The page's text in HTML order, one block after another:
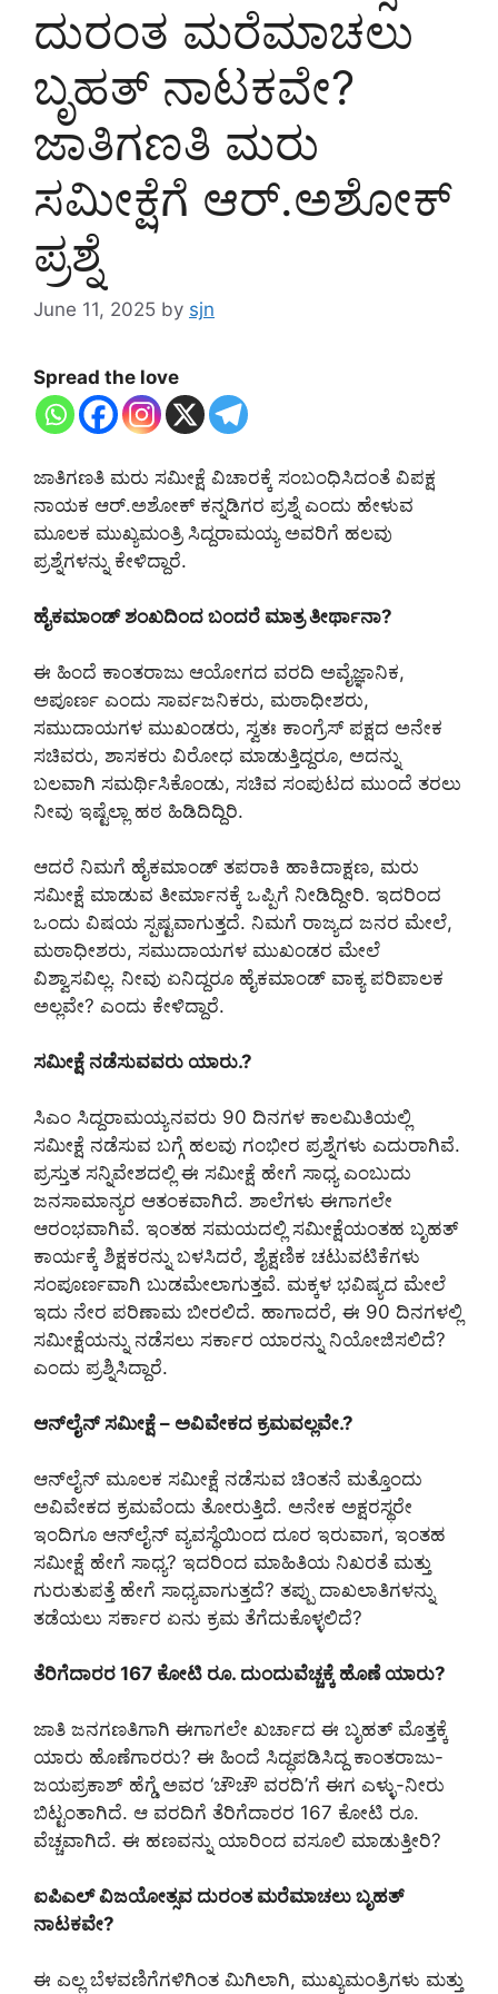
ದುರಂತ ಮರೆಮಾಚಲು
ಬೃಹತ್ ನಾಟಕವೇ?
ಜಾತಿಗಣತಿ ಮರು
ಸಮೀಕ್ಷೆಗೆ ಆರ್.ಅಶೋಕ್
ಪ್ರಶ್ನೆ
June 11, 2025 by sjn
Spread the love
ಜಾತಿಗಣತಿ ಮರು ಸಮೀಕ್ಷೆ ವಿಚಾರಕ್ಕೆ ಸಂಬಂಧಿಸಿದಂತೆ ವಿಪಕ್ಷ
ನಾಯಕ ಆರ್.ಅಶೋಕ್ ಕನ್ನಡಿಗರ ಪ್ರಶ್ನೆ ಎಂದು ಹೇಳುವ
ಮೂಲಕ ಮುಖ್ಯಮಂತ್ರಿ ಸಿದ್ದರಾಮಯ್ಯ ಅವರಿಗೆ ಹಲವು
ಪ್ರಶ್ನೆಗಳನ್ನು ಕೇಳಿದ್ದಾರೆ.
ಹೈಕಮಾಂಡ್ ಶಂಖದಿಂದ ಬಂದರೆ ಮಾತ್ರ ತೀರ್ಥಾನಾ?
ಈ ಹಿಂದೆ ಕಾಂತರಾಜು ಆಯೋಗದ ವರದಿ ಅವೈಜ್ಞಾನಿಕ,
ಅಪೂರ್ಣ ಎಂದು ಸಾರ್ವಜನಿಕರು, ಮಠಾಧೀಶರು,
ಸಮುದಾಯಗಳ ಮುಖಂಡರು, ಸ್ವತಃ ಕಾಂಗ್ರೆಸ್ ಪಕ್ಷದ ಅನೇಕ
ಸಚಿವರು, ಶಾಸಕರು ವಿರೋಧ ಮಾಡುತ್ತಿದ್ದರೂ, ಅದನ್ನು
ಬಲವಾಗಿ ಸಮರ್ಥಿಸಿಕೊಂಡು, ಸಚಿವ ಸಂಪುಟದ ಮುಂದೆ ತರಲು
ನೀವು ಇಷ್ಟೆಲ್ಲಾ ಹಠ ಹಿಡಿದಿದ್ದಿರಿ.
ಆದರೆ ನಿಮಗೆ ಹೈಕಮಾಂಡ್ ತಪರಾಕಿ ಹಾಕಿದಾಕ್ಷಣ, ಮರು
ಸಮೀಕ್ಷೆ ಮಾಡುವ ತೀರ್ಮಾನಕ್ಕೆ ಒಪ್ಪಿಗೆ ನೀಡಿದ್ದೀರಿ. ಇದರಿಂದ
ಒಂದು ವಿಷಯ ಸ್ಪಷ್ಟವಾಗುತ್ತದೆ. ನಿಮಗೆ ರಾಜ್ಯದ ಜನರ ಮೇಲೆ,
ಮಠಾಧೀಶರು, ಸಮುದಾಯಗಳ ಮುಖಂಡರ ಮೇಲೆ
ವಿಶ್ವಾಸವಿಲ್ಲ. ನೀವು ಏನಿದ್ದರೂ ಹೈಕಮಾಂಡ್‌ ವಾಕ್ಯ ಪರಿಪಾಲಕ
ಅಲ್ಲವೇ? ಎಂದು ಕೇಳಿದ್ದಾರೆ.
ಸಮೀಕ್ಷೆ ನಡೆಸುವವರು ಯಾರು.?
ಸಿಎಂ ಸಿದ್ದರಾಮಯ್ಯನವರು 90 ದಿನಗಳ ಕಾಲಮಿತಿಯಲ್ಲಿ
ಸಮೀಕ್ಷೆ ನಡೆಸುವ ಬಗ್ಗೆ ಹಲವು ಗಂಭೀರ ಪ್ರಶ್ನೆಗಳು ಎದುರಾಗಿವೆ.
ಪ್ರಸ್ತುತ ಸನ್ನಿವೇಶದಲ್ಲಿ ಈ ಸಮೀಕ್ಷೆ ಹೇಗೆ ಸಾಧ್ಯ ಎಂಬುದು
ಜನಸಾಮಾನ್ಯರ ಆತಂಕವಾಗಿದೆ. ಶಾಲೆಗಳು ಈಗಾಗಲೇ
ಆರಂಭವಾಗಿವೆ. ಇಂತಹ ಸಮಯದಲ್ಲಿ ಸಮೀಕ್ಷೆಯಂತಹ ಬೃಹತ್
ಕಾರ್ಯಕ್ಕೆ ಶಿಕ್ಷಕರನ್ನು ಬಳಸಿದರೆ, ಶೈಕ್ಷಣಿಕ ಚಟುವಟಿಕೆಗಳು
ಸಂಪೂರ್ಣವಾಗಿ ಬುಡಮೇಲಾಗುತ್ತವೆ. ಮಕ್ಕಳ ಭವಿಷ್ಯದ ಮೇಲೆ
ಇದು ನೇರ ಪರಿಣಾಮ ಬೀರಲಿದೆ. ಹಾಗಾದರೆ, ಈ 90 ದಿನಗಳಲ್ಲಿ
ಸಮೀಕ್ಷೆಯನ್ನು ನಡೆಸಲು ಸರ್ಕಾರ ಯಾರನ್ನು ನಿಯೋಜಿಸಲಿದೆ?
ಎಂದು ಪ್ರಶ್ನಿಸಿದ್ದಾರೆ.
ಆನ್‌ಲೈನ್ ಸಮೀಕ್ಷೆ – ಅವಿವೇಕದ ಕ್ರಮವಲ್ಲವೇ.?
ಆನ್‌ಲೈನ್ ಮೂಲಕ ಸಮೀಕ್ಷೆ ನಡೆಸುವ ಚಿಂತನೆ ಮತ್ತೊಂದು
ಅವಿವೇಕದ ಕ್ರಮವೆಂದು ತೋರುತ್ತಿದೆ. ಅನೇಕ ಅಕ್ಷರಸ್ಥರೇ
ಇಂದಿಗೂ ಆನ್‌ಲೈನ್ ವ್ಯವಸ್ಥೆಯಿಂದ ದೂರ ಇರುವಾಗ, ಇಂತಹ
ಸಮೀಕ್ಷೆ ಹೇಗೆ ಸಾಧ್ಯ? ಇದರಿಂದ ಮಾಹಿತಿಯ ನಿಖರತೆ ಮತ್ತು
ಗುರುತುಪತ್ತೆ ಹೇಗೆ ಸಾಧ್ಯವಾಗುತ್ತದೆ? ತಪ್ಪು ದಾಖಲಾತಿಗಳನ್ನು
ತಡೆಯಲು ಸರ್ಕಾರ ಏನು ಕ್ರಮ ತೆಗೆದುಕೊಳ್ಳಲಿದೆ?
ತೆರಿಗೆದಾರರ 167 ಕೋಟಿ ರೂ. ದುಂದುವೆಚ್ಚಕ್ಕೆ ಹೊಣೆ ಯಾರು?
ಜಾತಿ ಜನಗಣತಿಗಾಗಿ ಈಗಾಗಲೇ ಖರ್ಚಾದ ಈ ಬೃಹತ್ ಮೊತ್ತಕ್ಕೆ
ಯಾರು ಹೊಣೆಗಾರರು? ಈ ಹಿಂದೆ ಸಿದ್ಧಪಡಿಸಿದ್ದ ಕಾಂತರಾಜು-
ಜಯಪ್ರಕಾಶ್ ಹೆಗ್ಡೆ ಅವರ ‘ಚೌಚೌ ವರದಿ’ಗೆ ಈಗ ಎಳ್ಳು-ನೀರು
ಬಿಟ್ಟಂತಾಗಿದೆ. ಆ ವರದಿಗೆ ತೆರಿಗೆದಾರರ 167 ಕೋಟಿ ರೂ.
ವೆಚ್ಚವಾಗಿದೆ. ಈ ಹಣವನ್ನು ಯಾರಿಂದ ವಸೂಲಿ ಮಾಡುತ್ತೀರಿ?
ಐಪಿಎಲ್ ವಿಜಯೋತ್ಸವ ದುರಂತ ಮರೆಮಾಚಲು ಬೃಹತ್
ನಾಟಕವೇ?
ಈ ಎಲ್ಲ ಬೆಳವಣಿಗೆಗಳಿಗಿಂತ ಮಿಗಿಲಾಗಿ, ಮುಖ್ಯಮಂತ್ರಿಗಳು ಮತ್ತು